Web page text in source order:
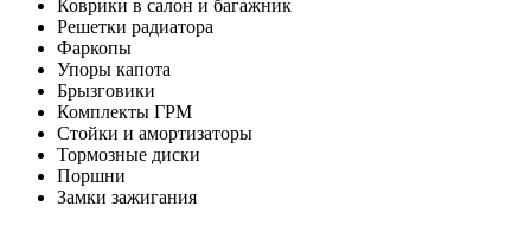
Коврики в салон и багажник
Решетки радиатора
Фаркопы
Упоры капота
Брызговики
Комплекты ГРМ
Стойки и амортизаторы
Тормозные диски
Поршни
Замки зажигания